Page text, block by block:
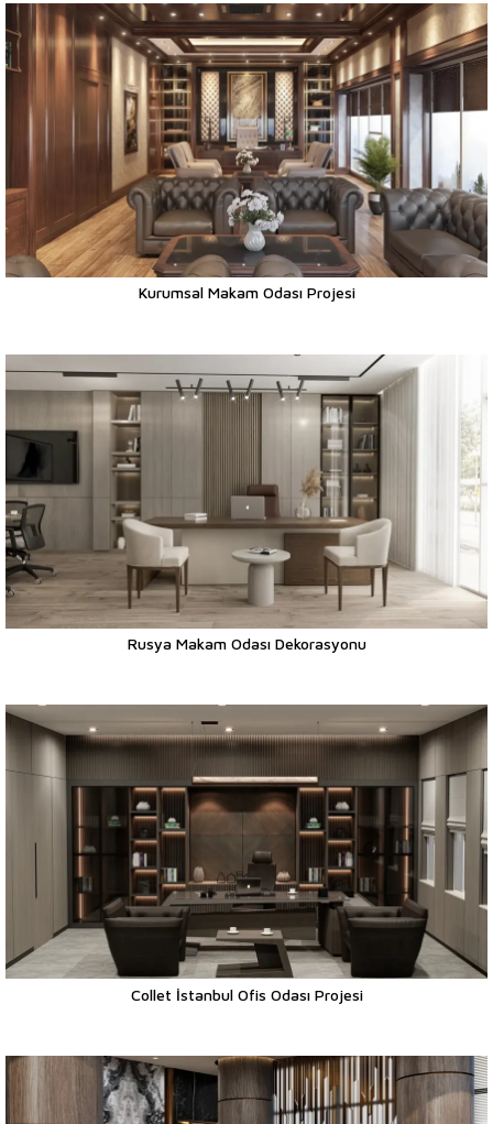
Kurumsal Makam Odası Projesi
Rusya Makam Odası Dekorasyonu
Collet İstanbul Ofis Odası Projesi